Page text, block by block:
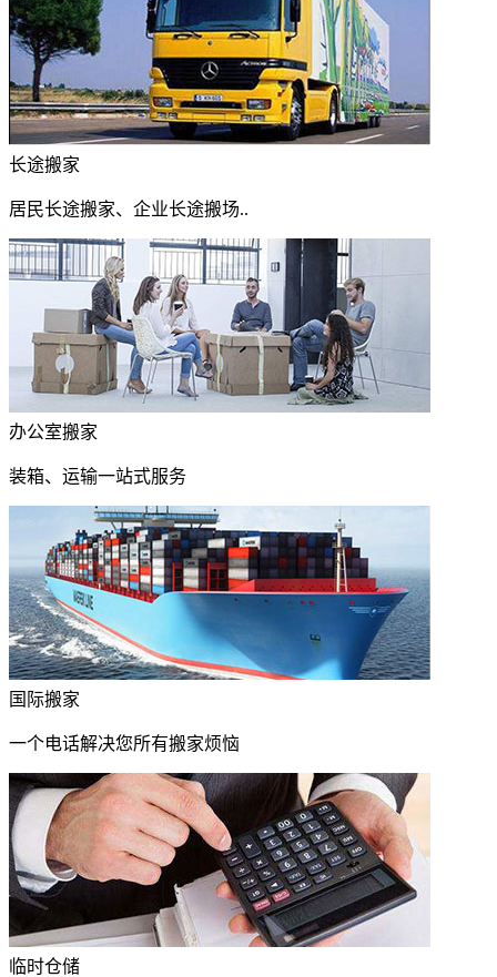
长途搬家
居民长途搬家、企业长途搬场..
办公室搬家
装箱、运输一站式服务
国际搬家
一个电话解决您所有搬家烦恼
临时仓储